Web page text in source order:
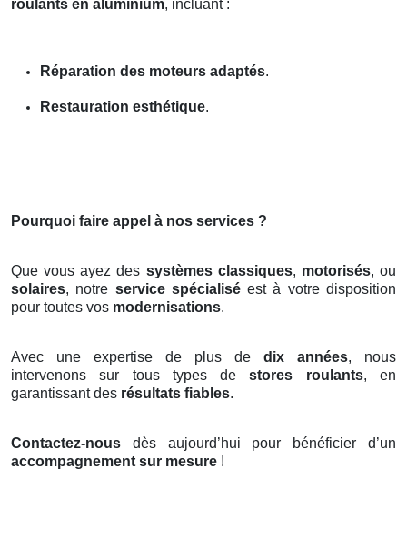
roulants en aluminium, incluant :
Réparation des moteurs adaptés.
Restauration esthétique.
Pourquoi faire appel à nos services ?
Que vous ayez des systèmes classiques, motorisés, ou
solaires, notre service spécialiséest à votre disposition
pour toutes vos modernisations.
Avec une expertise de plus de dix années, nous
intervenons sur tous types destores roulants, en
garantissant des résultats fiables.
Contactez-nous dès aujourd’hui pour bénéficier d’un
accompagnement sur mesure !